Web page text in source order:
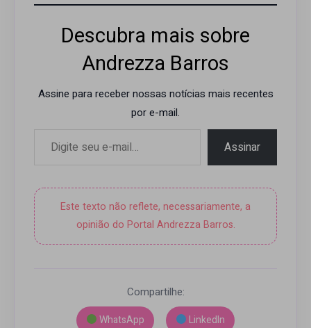
Descubra mais sobre
Andrezza Barros
Assine para receber nossas notícias mais recentes
por e-mail.
Assinar
Este texto não reflete, necessariamente, a
opinião do Portal Andrezza Barros.
Compartilhe:
WhatsApp
LinkedIn